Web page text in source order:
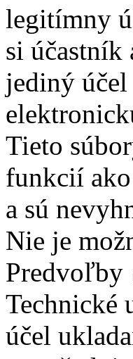
legitímny
si účastník
jediný
Tieto
funkcií
a sú
Nie je
Predvoľby
Technické
účel